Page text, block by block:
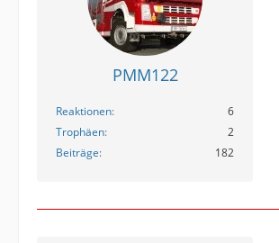
PMM122
Reaktionen
6
Trophäen
2
Beiträge
182